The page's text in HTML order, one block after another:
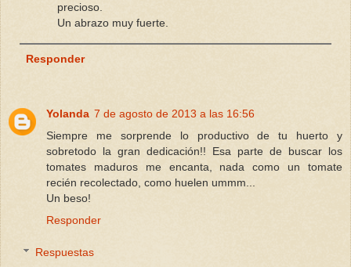
precioso.
Un abrazo muy fuerte.
Responder
Yolanda 7 de agosto de 2013 a las 16:56
Siempre me sorprende lo productivo de tu huerto y
sobretodo la gran dedicación!! Esa parte de buscar los
tomates maduros me encanta, nada como un tomate
recién recolectado, como huelen ummm...
Un beso!
Responder
Respuestas